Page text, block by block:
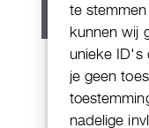
te
kunnen wij
unieke ID's
je geen
nadelige